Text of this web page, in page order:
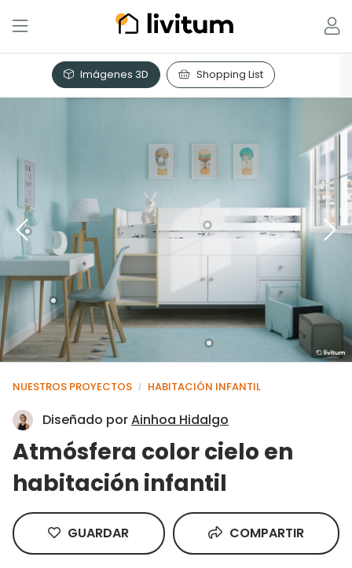
Imágenes 3D Shopping List
NUESTROS PROYECTOS / HABITACIÓN INFANTIL
Diseñado porAinhoa Hidalgo
Atmósfera color cielo en
habitación infantil
GUARDAR COMPARTIR